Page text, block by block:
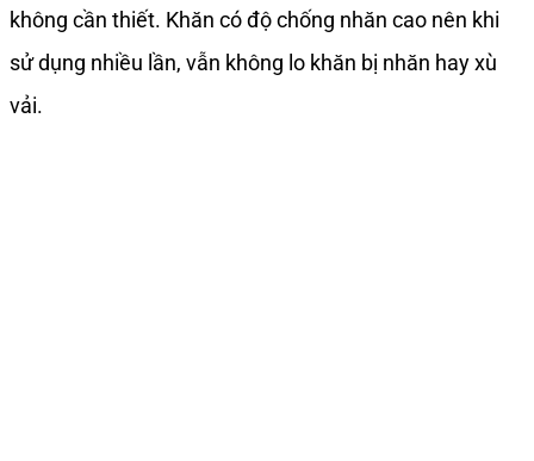
không cần thiết. Khăn có độ chống nhăn cao nên khi
sử dụng nhiều lần, vẫn không lo khăn bị nhăn hay xù
vải.